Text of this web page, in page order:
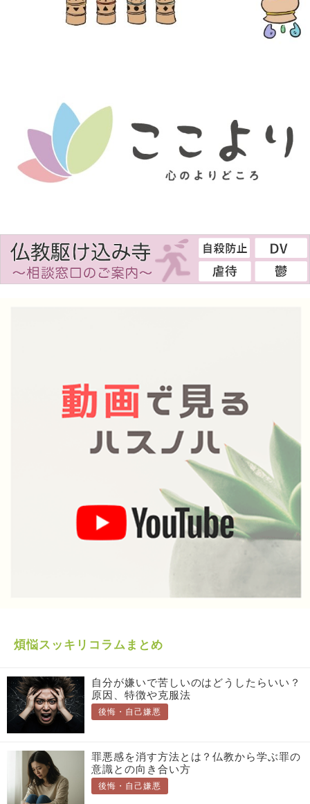
煩悩スッキリコラムまとめ
自分が嫌いで苦しいのはどうしたらいい？
原因、特徴や克服法
後悔・自己嫌悪
罪悪感を消す方法とは？仏教から学ぶ罪の
意識との向き合い方
後悔・自己嫌悪